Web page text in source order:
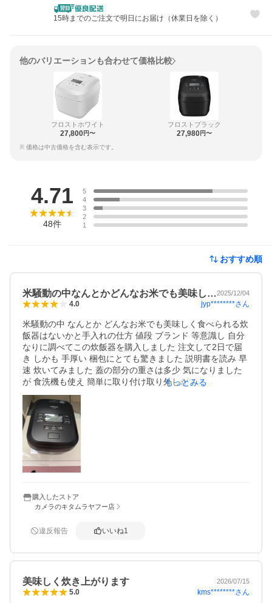
15時までのご注文で明日にお届け（休業日を除く）
他のバリエーションも合わせて価格比較
フロストホワイト
27,800円〜
フロストブラック
27,980円〜
※ 価格は中古価格を含む表示です。
4.71
48件
5
4
3
2
1
おすすめ順
米騒動の中なんとかどんなお米でも美味し…2025/12/04
4.0 jyp********さん
米騒動の中 なんとか どんなお米でも美味しく食べられる炊
飯器はないかと手入れの仕方 値段 ブランド 等意識し 自分
なりに調べてこの炊飯器を購入しました 注文して2日で届
き しかも 手厚い 梱包にとても驚きました 説明書を読み 早
速 炊いてみました 蓋の部分の重さは多少 気になりました
が 食洗機も使え 簡単に取り付け取り外しができ あまり  苦
にはならないようです。炊き上がったご飯はもちもちでと
ても美味しく、一粒一粒の食感もよく冷めても美味しかっ
たです。湯気もあまり出ないので、置き場所にも困らずと
ても満足しました
もっとみる
購入したストア
カメラのキタムラヤフー店
違反報告 いいね1
美味しく炊き上がります 2026/07/15
5.0 kms********さん